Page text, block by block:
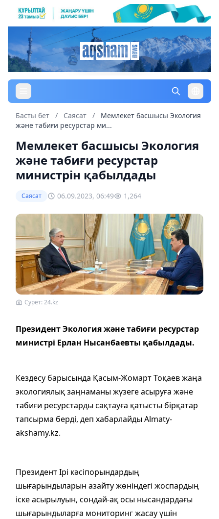
Басты бет / Саясат /
Мемлекет басшысы Экология
және табиғи ресурстар ми...
Мемлекет басшысы Экология
және табиғи ресурстар
министрін қабылдады
Саясат 06.09.2023, 06:49 1,264
Сурет: 24.kz
Президент Экология және табиғи ресурстар
министрі Ерлан Нысанбаевты қабылдады.
Кездесу барысында Қасым-Жомарт Тоқаев жаңа
экологиялық заңнаманы жүзеге асыруға және
табиғи ресурстарды сақтауға қатысты бірқатар
тапсырма берді, деп хабарлайды Almaty-
akshamy.kz.
Президент Ірі кәсіпорындардың
шығарындыларын азайту жөніндегі жоспардың
іске асырылуын, сондай-ақ осы нысандардағы
шығарындыларға мониторинг жасау үшін